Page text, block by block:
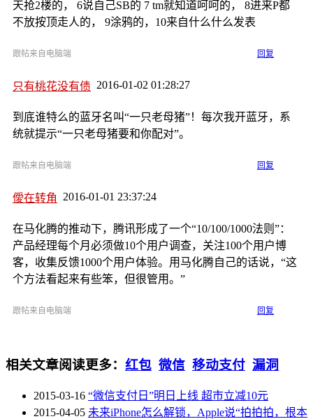
天抢2楼的， 6说自己SB的 7 tm就知道呵呵的， 8进来P都
不放按顶走人的， 9涂鸦的，10来自什么什么发表
跟帖来自电脑端 回复
只有桃花没有债 2016-01-02 01:28:27
到底谁特么的蓝牙名叫“一只老母猪”！每次我开蓝牙，系
统就提示“一只老母猪要和你配对”。
跟帖来自电脑端 回复
僾在转角 2016-01-01 23:37:24
在马化腾的推动下，腾讯形成了一个“10/100/1000法则”：
产品经理每个月必须做10个用户调查，关注100个用户博
客，收集反馈1000个用户体验。用马化腾自己的话说，“这
个方法看起来有些笨，但很管用。”
跟帖来自电脑端 回复
相关文章阅读更多： 红包 微信 移动支付 漏洞
2015-03-16 “微信支付日”明日上线 超市立减10元
2015-04-05 未来iPhone怎么解锁，Apple说“拍拍拍，根本